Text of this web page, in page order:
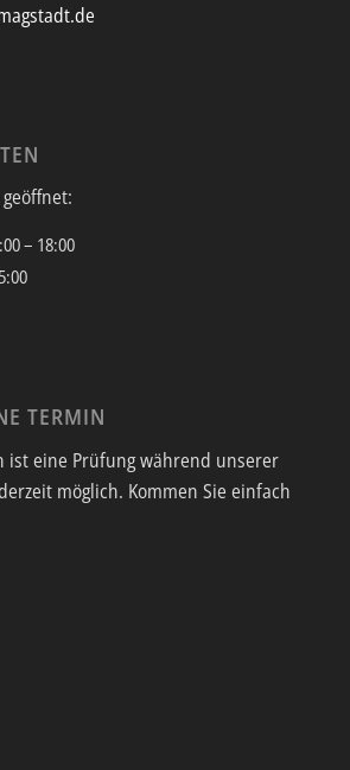
– 18:00
TERMIN
ist eine Prüfung während unserer
möglich. Kommen Sie einfach